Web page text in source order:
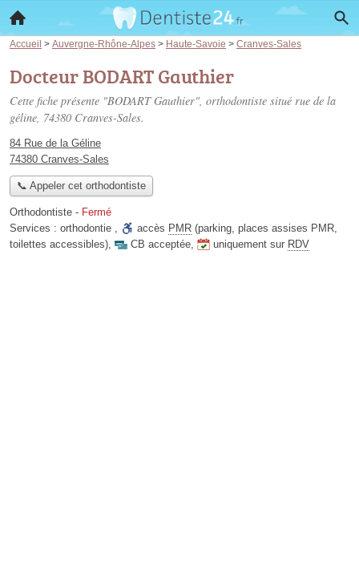
Accueil > Auvergne-Rhône-Alpes > Haute-Savoie > Cranves-Sales
Docteur BODART Gauthier
Cette fiche présente "BODART Gauthier", orthodontiste situé rue de la
géline, 74380 Cranves-Sales.
84 Rue de la Géline
74380 Cranves-Sales
📞 Appeler cet orthodontiste
Orthodontiste - Fermé
Services : orthodontie , accès PMR (parking, places assises PMR,
toilettes accessibles), CB acceptée, uniquement sur RDV